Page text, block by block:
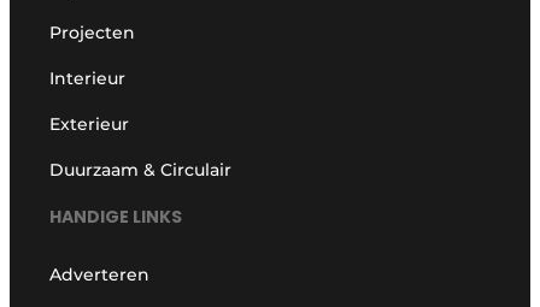
Projecten
Interieur
Exterieur
Duurzaam & Circulair
HANDIGE LINKS
Adverteren